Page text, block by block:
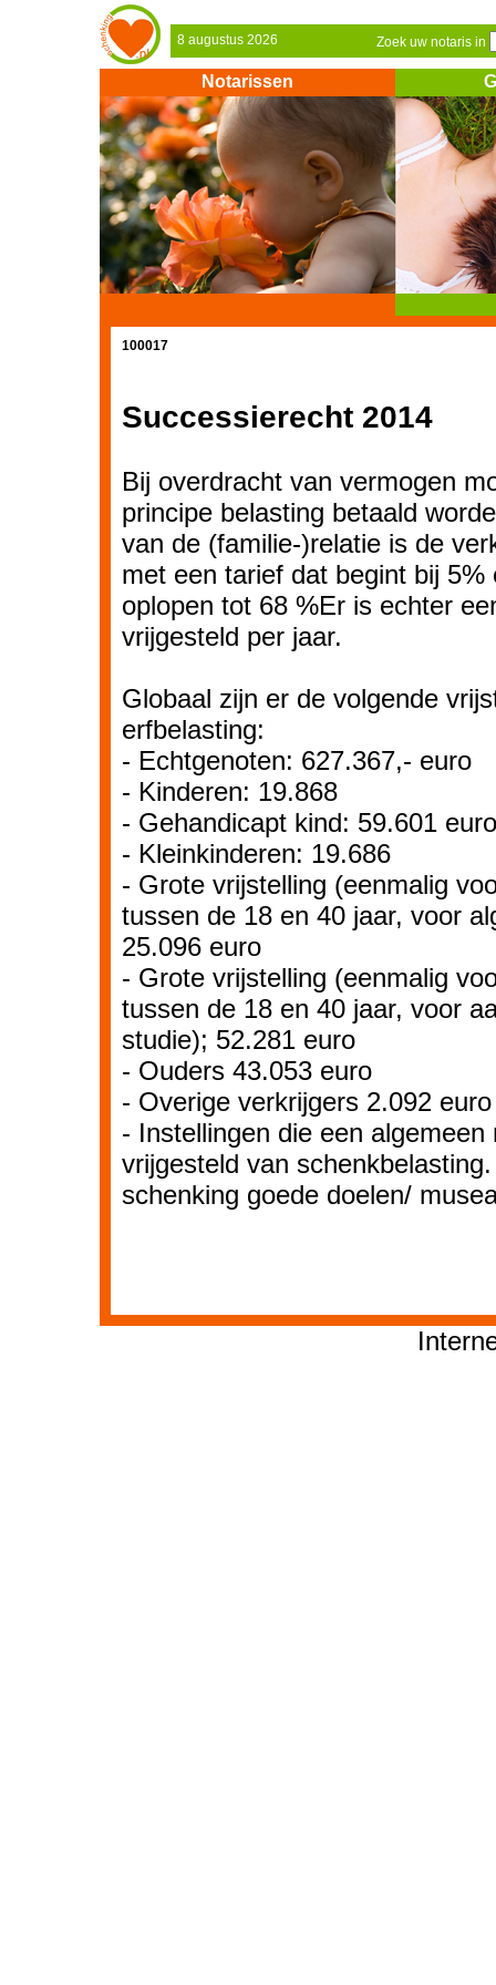
8 augustus 2026 Zoek uw notaris in
Notarissen
100017
Successierecht 2014
Bij overdracht van vermogen
principe belasting betaald
van de (familie-)relatie is de
met een tarief dat begint bij 5%
oplopen tot 68 %Er is echter
vrijgesteld per jaar.
Globaal zijn er de volgende
erfbelasting:
- Echtgenoten: 627.367,- euro
- Kinderen: 19.868
- Gehandicapt kind: 59.601 euro
- Kleinkinderen: 19.686
- Grote vrijstelling (eenmalig
tussen de 18 en 40 jaar, voor
25.096 euro
- Grote vrijstelling (eenmalig
tussen de 18 en 40 jaar, voor
studie); 52.281 euro
- Ouders 43.053 euro
- Overige verkrijgers 2.092 euro
- Instellingen die een algemeen
vrijgesteld van
schenking goede doelen/